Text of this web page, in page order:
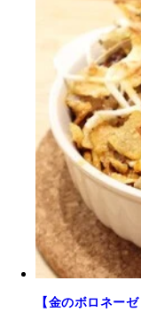
【金のボロネー